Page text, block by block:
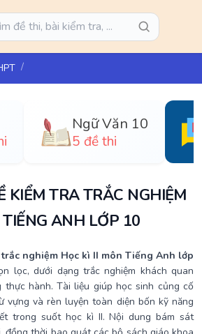
Ngữ Văn 10
5 đề thi
KIỂM TRA TRẮC NGHIỆM
ANH LỚP 10
nghiệm Học kì II môn Tiếng Anh lớp
lọc, dưới dạng trắc nghiệm khách quan
thực hành. Tài liệu giúp học sinh củng cố
vựng và rèn luyện toàn diện bốn kỹ năng
trong suốt học kì II. Nội dung bám sát